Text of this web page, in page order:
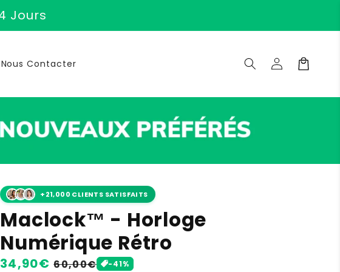
Nous Contacter ConnexionPanier
+21,000 CLIENTS SATISFAITS
Maclock™ - Horloge
Numérique Rétro
Prix
34,90€ Prix
60,00€ -41%